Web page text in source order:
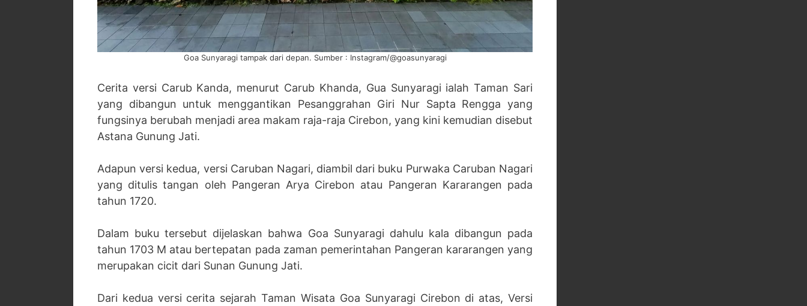
Goa Sunyaragi tampak dari depan. Sumber : Instagram/@goasunyaragi
Cerita versi Carub Kanda, menurut Carub Khanda, Gua Sunyaragi ialah Taman Sari
yang dibangun untuk menggantikan Pesanggrahan Giri Nur Sapta Rengga yang
fungsinya berubah menjadi area makam raja-raja Cirebon, yang kini kemudian disebut
Astana Gunung Jati.
Adapun versi kedua, versi Caruban Nagari, diambil dari buku Purwaka Caruban Nagari
yang ditulis tangan oleh Pangeran Arya Cirebon atau Pangeran Kararangen pada
tahun 1720.
Dalam buku tersebut dijelaskan bahwa Goa Sunyaragi dahulu kala dibangun pada
tahun 1703 M atau bertepatan pada zaman pemerintahan Pangeran kararangen yang
merupakan cicit dari Sunan Gunung Jati.
Dari kedua versi cerita sejarah Taman Wisata Goa Sunyaragi Cirebon di atas, Versi